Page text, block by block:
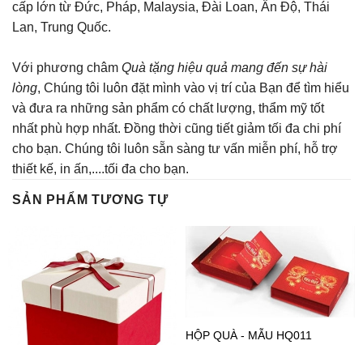
cấp lớn từ Đức, Pháp, Malaysia, Đài Loan, Ấn Độ, Thái
Lan, Trung Quốc.
Với phương châm Quà tặng hiệu quả mang đến sự hài
lòng, Chúng tôi luôn đặt mình vào vị trí của Bạn để tìm hiểu
và đưa ra những sản phẩm có chất lượng, thẩm mỹ tốt
nhất phù hợp nhất. Đồng thời cũng tiết giảm tối đa chi phí
cho bạn. Chúng tôi luôn sẵn sàng tư vấn miễn phí, hỗ trợ
thiết kế, in ấn,....tối đa cho bạn.
SẢN PHẨM TƯƠNG TỰ
HỘP QUÀ - MẪU HQ011